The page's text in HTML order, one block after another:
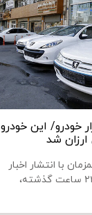
خودرو/ این خودرو
با انتشار اخبار
خوش برجامی طی ۲۴ ساعت گذشته،